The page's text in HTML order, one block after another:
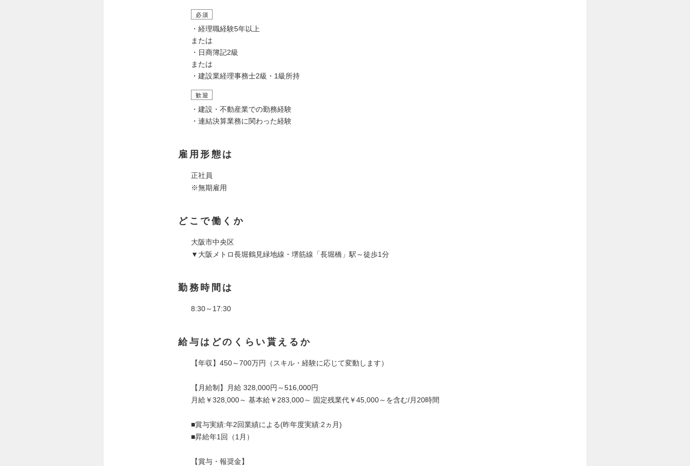
必須
・経理職経験5年以上
または
・日商簿記2級
または
・建設業経理事務士2級・1級所持
歓迎
・建設・不動産業での勤務経験
・連結決算業務に関わった経験
雇用形態は
正社員
※無期雇用
どこで働くか
大阪市中央区
▼大阪メトロ長堀鶴見緑地線・堺筋線「長堀橋」駅～徒歩1分
勤務時間は
8:30～17:30
給与はどのくらい貰えるか
【年収】450～700万円（スキル・経験に応じて変動します）
【月給制】月給 328,000円～516,000円
月給￥328,000～ 基本給￥283,000～ 固定残業代￥45,000～を含む/月20時間
■賞与実績:年2回業績による(昨年度実績:2ヵ月)
■昇給年1回（1月）
【賞与・報奨金】